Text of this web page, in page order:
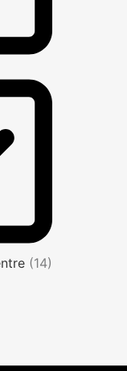
(14)